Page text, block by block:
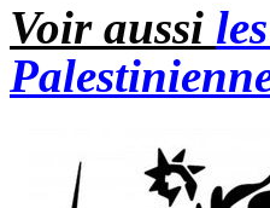
Voir aussi